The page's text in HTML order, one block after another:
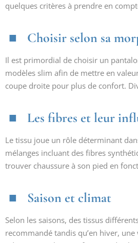
quelques critères à prendre en
Choisir selon sa
Il est primordial de choisir un
modèles slim afin de mettre en
coupe droite pour plus de confort.
Les fibres et leur
Le tissu joue un rôle déterminant
mélanges incluant des fibres
trouver chaussure à son pied en
Saison et climat
Selon les saisons, des tissus
recommandé tandis qu’en hiver,